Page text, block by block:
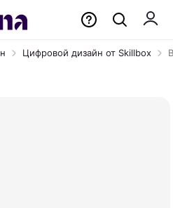
Цифровой дизайн от Skillbox